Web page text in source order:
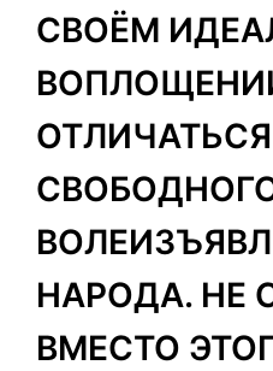
СВОЁМ
НАРОДА. НЕ
ВМЕСТО